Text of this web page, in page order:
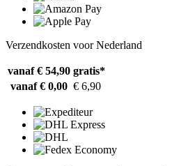
Verzendkosten voor Nederland
vanaf € 54,90 gratis*
vanaf € 0,00 € 6,90